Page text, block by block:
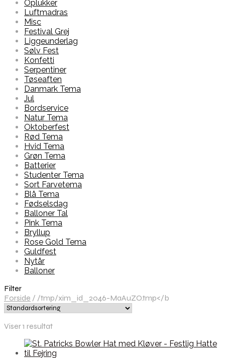
Oplukker
Luftmadras
Misc
Festival Grej
Liggeunderlag
Sølv Fest
Konfetti
Serpentiner
Tøseaften
Danmark Tema
Jul
Bordservice
Natur Tema
Oktoberfest
Rød Tema
Hvid Tema
Grøn Tema
Batterier
Studenter Tema
Sort Farvetema
Blå Tema
Fødselsdag
Balloner Tal
Pink Tema
Bryllup
Rose Gold Tema
Guldfest
Nytår
Balloner
Filter
Forside / /tmp/xim_id_2046-MaAuZO.tmp</b
Viser 1 resultat